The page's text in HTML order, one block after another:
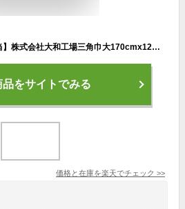
【本日楽天ポイント5倍相当】株式会社大和工場三角巾大170cmx120cm 1枚
品をサイトでみる
価格と在庫を楽天でチェック >>